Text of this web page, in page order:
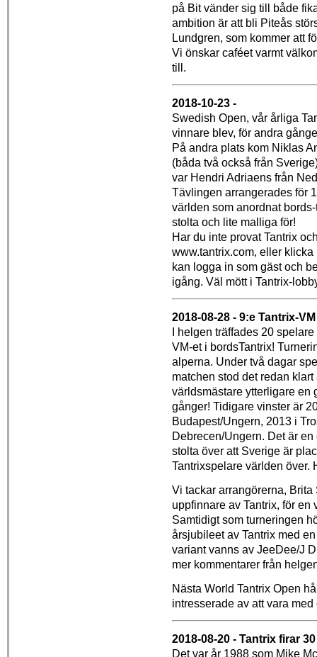
på Bit vänder sig till både
ambition är att bli Piteås
Lundgren, som kommer att
Vi önskar caféet varmt
till.
2018-10-23 -
Swedish Open, vår årliga
vinnare blev, för andra
På andra plats kom Niklas
(båda två också från
var Hendri Adriaens från
Tävlingen arrangerades för
världen som anordnat
stolta och lite malliga för!
Har du inte provat Tantrix
www.tantrix.com, eller klicka
kan logga in som gäst och
igång. Väl mött i Tantrix-
2018-08-28 - 9:e Tantrix-
I helgen träffades 20
VM-et i bordsTantrix!
alperna. Under två dagar
matchen stod det redan
världsmästare ytterligare en
gånger! Tidigare vinster är
Budapest/Ungern, 2013 i
Debrecen/Ungern. Det är
stolta över att Sverige är
Tantrixspelare världen
Vi tackar arrangörerna,
uppfinnare av Tantrix, för
Samtidigt som turneringen
årsjubileet av Tantrix med
variant vanns av JeeDee/J
mer kommentarer från
Nästa World Tantrix Open
intresserade av att vara
2018-08-20 - Tantrix firar
Det var år 1988 som Mike